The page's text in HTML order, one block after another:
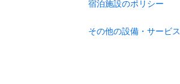
宿泊施設のポリシー
その他の設備・サービス